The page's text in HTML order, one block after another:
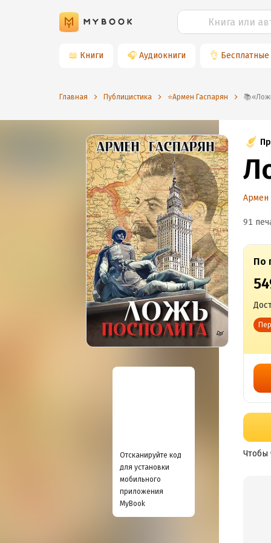
📖 Книги 🎧 Аудиокниги 👌 Бесплатные
Главная Публицистика ⭐️Армен Гаспарян
Отсканируйте код
для установки
мобильного
приложения
MyBook
Армен
91
По
Чтобы